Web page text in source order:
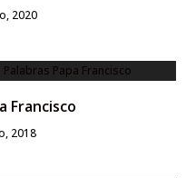
2020
Francisco
2018